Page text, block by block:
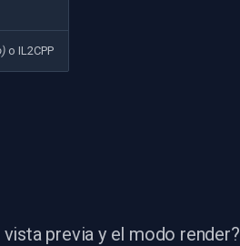
o IL2CPP
previa y el modo render?